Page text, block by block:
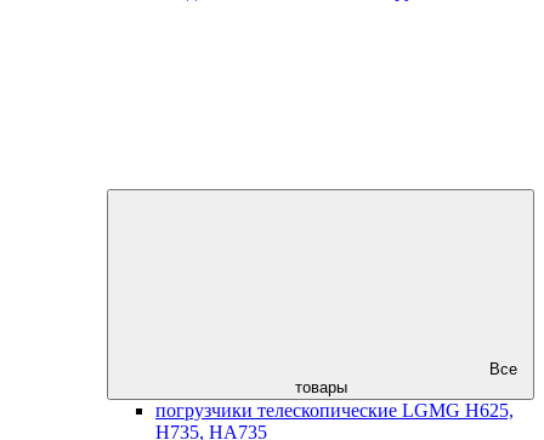
Все
товары
погрузчики телескопические LGMG H625,
H735, HA735